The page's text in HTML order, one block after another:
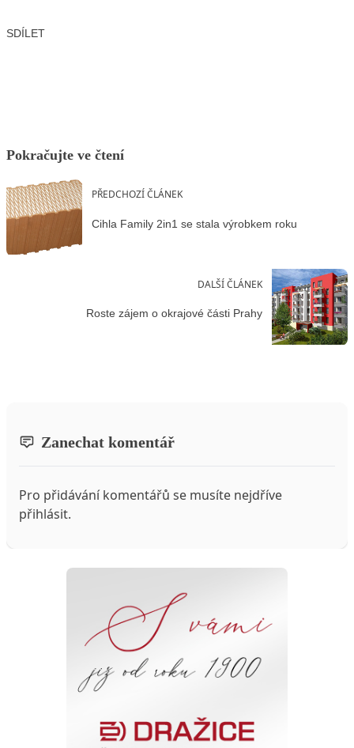
SDÍLET
Pokračujte ve čtení
PŘEDCHOZÍ ČLÁNEK
Cihla Family 2in1 se stala výrobkem roku
DALŠÍ ČLÁNEK
Roste zájem o okrajové části Prahy
Zanechat komentář
Pro přidávání komentářů se musíte nejdříve
přihlásit.